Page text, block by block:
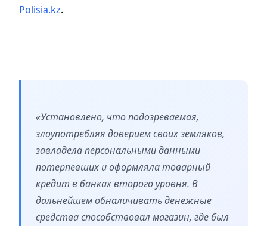
Polisia.kz.
«Установлено, что подозреваемая,
злоупотребляя доверием своих земляков,
завладела персональными данными
потерпевших и оформляла товарный
кредит в банках второго уровня. В
дальнейшем обналичивать денежные
средства способствовал магазин, где был